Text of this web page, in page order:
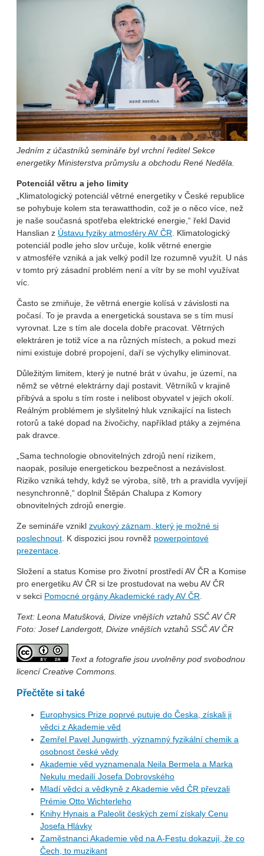
Jedním z účastníků semináře byl vrchní ředitel Sekce
energetiky Ministerstva průmyslu a obchodu René Neděla.
Potenciál větru a jeho limity
„Klimatologický potenciál větrné energetiky v České republice
se pohybuje kolem sta terawatthodin, což je o něco více, než
je naše současná spotřeba elektrické energie,“ řekl David
Hanslian z Ústavu fyziky atmosféry AV ČR . Klimatologický
potenciál podle jeho slov určuje, kolik větrné energie
v atmosféře vzniká a jak velký podíl lze rozumně využít. U nás
v tomto prý zásadní problém není a vítr by se mohl využívat
víc.
Často se zmiňuje, že větrná energie kolísá v závislosti na
počasí. To je pravda a energetická soustava se s tím musí
vyrovnat. Lze s tím ale docela dobře pracovat. Větrných
elektráren je totiž více a na různých místech, a pokud mezi
nimi existuje dobré propojení, daří se výchylky eliminovat.
Důležitým limitem, který je nutné brát v úvahu, je území, na
němž se větrné elektrárny dají postavit. Větrníků v krajině
přibývá a spolu s tím roste i nelibost obyvatel v jejich okolí.
Reálným problémem je slyšitelný hluk vznikající na listech
rotorů a také dopad na živočichy, například ptáky a zejména
pak dravce.
„Sama technologie obnovitelných zdrojů není rizikem,
naopak, posiluje energetickou bezpečnost a nezávislost.
Riziko vzniká tehdy, když se výroba, sítě, trh a pravidla vyvíjejí
nesynchronně,“ doplnil Štěpán Chalupa z Komory
obnovitelných zdrojů energie.
Ze semináře vznikl zvukový záznam, který je možné si
poslechnout . K dispozici jsou rovněž powerpointové
prezentace
Složení a status Komise pro životní prostředí AV ČR a Komise
pro energetiku AV ČR si lze prostudovat na webu AV ČR
v sekci Pomocné orgány Akademické rady AV ČR
Text: Leona Matušková, Divize vnějších vztahů SSČ AV ČR
Foto: Josef Landergott, Divize vnějších vztahů SSČ AV ČR
Text a fotografie jsou uvolněny pod svobodnou
licencí Creative Commons.
Přečtěte si také
Europhysics Prize poprvé putuje do Česka, získali ji
vědci z Akademie věd
Zemřel Pavel Jungwirth, významný fyzikální chemik a
osobnost české vědy
Akademie věd vyznamenala Neila Bermela a Marka
Nekulu medailí Josefa Dobrovského
Mladí vědci a vědkyně z Akademie věd ČR převzali
Prémie Otto Wichterleho
Knihy Hynais a Paleolit českých zemí získaly Cenu
Josefa Hlávky
Zaměstnanci Akademie věd na A-Festu dokazují, že co
Čech, to muzikant